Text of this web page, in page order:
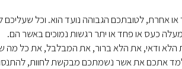
אחרת, לטובתכם הגבוהה נועד הוא. וכל
כעס או פחד או יתר רגשות נמוכים באשר הם.
ודאי, את הלא ברור, את המבלבל, את כל מה
אתכם את אשר נשמתכם מבקשת לחוות,